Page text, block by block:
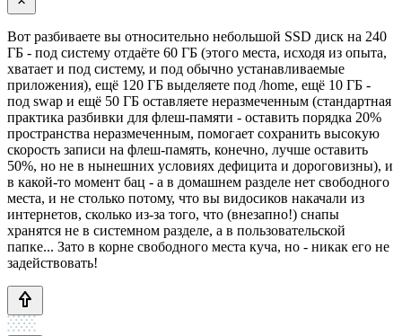
Вот разбиваете вы относительно небольшой SSD диск на 240
ГБ - под систему отдаёте 60 ГБ (этого места, исходя из опыта,
хватает и под систему, и под обычно устанавливаемые
приложения), ещё 120 ГБ выделяете под /home, ещё 10 ГБ -
под swap и ещё 50 ГБ оставляете неразмеченным (стандартная
практика разбивки для флеш-памяти - оставить порядка 20%
пространства неразмеченным, помогает сохранить высокую
скорость записи на флеш-память, конечно, лучше оставить
50%, но не в нынешних условиях дефицита и дороговизны), и
в какой-то момент бац - а в домашнем разделе нет свободного
места, и не столько потому, что вы видосиков накачали из
интернетов, сколько из-за того, что (внезапно!) снапы
хранятся не в системном разделе, а в пользовательской
папке... Зато в корне свободного места куча, но - никак его не
задействовать!